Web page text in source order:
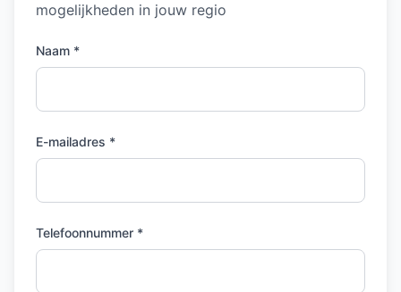
mogelijkheden in jouw regio
Naam *
E-mailadres *
Telefoonnummer *